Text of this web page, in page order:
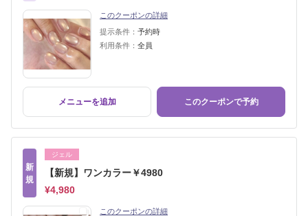
このクーポンの詳細
提示条件： 予約時
利用条件： 全員
メニューを追加 このクーポンで予約
新
規
ジェル
【新規】ワンカラー￥4980
¥4,980
このクーポンの詳細